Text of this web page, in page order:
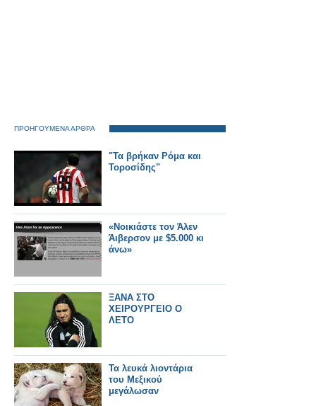
ΠΡΟΗΓΟΥΜΕΝΑ ΑΡΘΡΑ
"Τα βρήκαν Ρόμα και
Τοροσίδης"
«Νοικιάστε τον Άλεν
Άιβερσον με $5.000 κι
άνω»
ΞΑΝΑ ΣΤΟ
ΧΕΙΡΟΥΡΓΕΙΟ Ο
ΛΕΤΟ
Τα λευκά λιοντάρια
του Μεξικού
μεγάλωσαν